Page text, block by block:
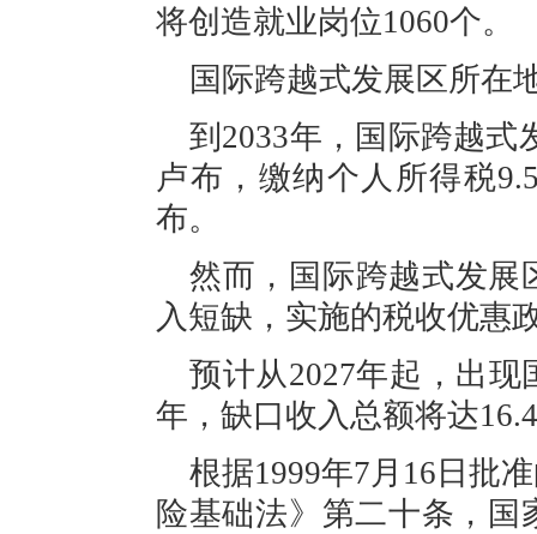
将创造就业岗位1060个。
国际跨越式发展区所在
到 2033年，国际跨越式
卢布，缴纳个人所得税
布。
然而，国际跨越式发展
入短缺，实施的税收优惠
预计从2027年起，出现
年，缺口收入总额将达
根据1999年7月16日批
险基础法》第二十条，